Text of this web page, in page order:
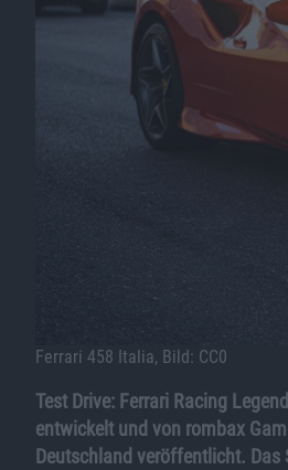
Ferrari 458 Italia, Bild: CC0
Test Drive: Ferrari Racing
entwickelt und von rombax
Deutschland veröffentlicht. Das